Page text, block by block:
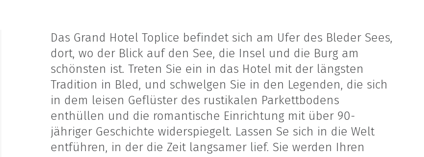
Das Grand Hotel Toplice befindet sich am Ufer des Bleder Sees,
dort, wo der Blick auf den See, die Insel und die Burg am
schönsten ist. Treten Sie ein in das Hotel mit der längsten
Tradition in Bled, und schwelgen Sie in den Legenden, die sich
in dem leisen Geflüster des rustikalen Parkettbodens
enthüllen und die romantische Einrichtung mit über 90-
jähriger Geschichte widerspiegelt. Lassen Se sich in die Welt
entführen, in der die Zeit langsamer lief. Sie werden Ihren